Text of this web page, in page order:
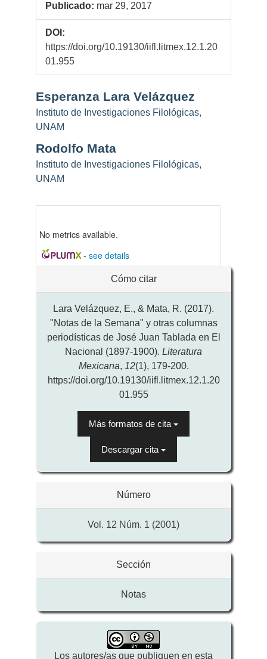
Publicado: mar 29, 2017
DOI:
https://doi.org/10.19130/iifl.litmex.12.1.20
01.955
Contenido
principal
del
Esperanza Lara Velázquez
Instituto de Investigaciones Filológicas,
UNAM
Rodolfo Mata
Instituto de Investigaciones Filológicas,
UNAM
No metrics available.
- see details
artículo
Cómo citar
Lara Velázquez, E., & Mata, R. (2017).
"Notas de la Semana" y otras columnas
periodísticas de José Juan Tablada en El
Nacional (1897-1900). Literatura
Mexicana, 12(1), 179-200.
https://doi.org/10.19130/iifl.litmex.12.1.20
01.955
Más formatos de cita
Descargar cita
Número
Vol. 12 Núm. 1 (2001)
Sección
Notas
Los autores/as que publiquen en esta